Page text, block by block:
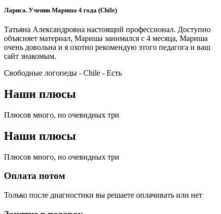
Лариса. Ученик Мариша 4 года (Chile)
Татьяна Александровна настоящий профессионал. Доступно
объясняет материал, Мариша занимался с 4 месяца, Мариша
очень довольна и я охотно рекомендую этого педагога и ваш
сайт знакомым.
Свободные логопеды - Chile - Есть
Наши плюсы
Плюсов много, но очевидных три
Наши плюсы
Плюсов много, но очевидных три
Оплата потом
Только после диагностики вы решаете оплачивать или нет